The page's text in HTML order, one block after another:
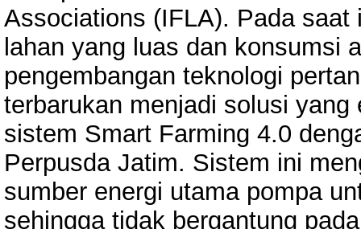
Associations (IFLA). Pada
lahan yang luas dan konsumsi
pengembangan teknologi
terbarukan menjadi solusi
sistem Smart Farming 4.0
Perpusda Jatim. Sistem ini
sumber energi utama pompa
sehingga tidak bergantung